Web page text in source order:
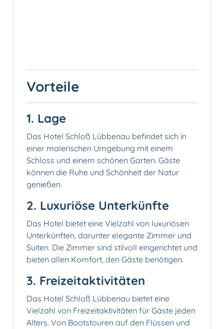
Vorteile
1. Lage
Das Hotel Schloß Lübbenau befindet sich in
einer malerischen Umgebung mit einem
Schloss und einem schönen Garten. Gäste
können die Ruhe und Schönheit der Natur
genießen.
2. Luxuriöse Unterkünfte
Das Hotel bietet eine Vielzahl von luxuriösen
Unterkünften, darunter elegante Zimmer und
Suiten. Die Zimmer sind stilvoll eingerichtet und
bieten allen Komfort, den Gäste benötigen.
3. Freizeitaktivitäten
Das Hotel Schloß Lübbenau bietet eine
Vielzahl von Freizeitaktivitäten für Gäste jeden
Alters. Von Bootstouren auf den Flüssen und